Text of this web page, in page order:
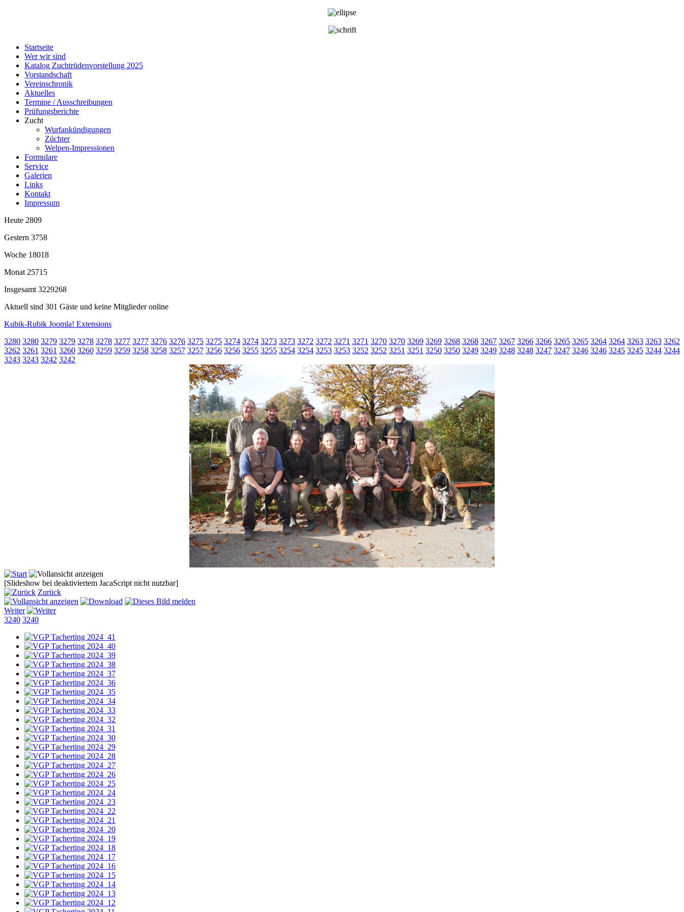
Startseite
Wer wir sind
Katalog Zuchtrüdenvorstellung 2025
Vorstandschaft
Vereinschronik
Aktuelles
Termine / Ausschreibungen
Prüfungsberichte
Zucht
Wurfankündigungen
Züchter
Welpen-Impressionen
Formulare
Service
Galerien
Links
Kontakt
Impressum
Heute 2809
Gestern 3758
Woche 18018
Monat 25715
Insgesamt 3229268
Aktuell sind 301 Gäste und keine Mitglieder online
Kubik-Rubik Joomla! Extensions
3280 3280 3279 3279 3278 3278 3277 3277 3276 3276 3275 3275 3274 3274 3273 3273 3272 3272 3271 3271 3270 3270 3269 3269 3268 3268 3267 3267 3266 3266 3265 3265 3264 3264 3263 3263 3262
3262 3261 3261 3260 3260 3259 3259 3258 3258 3257 3257 3256 3256 3255 3255 3254 3254 3253 3253 3252 3252 3251 3251 3250 3250 3249 3249 3248 3248 3247 3247 3246 3246 3245 3245 3244 3244
3243 3243 3242 3242
[Slideshow bei deaktiviertem JacaScript nicht nutzbar]
Zurück
Weiter
3240 3240